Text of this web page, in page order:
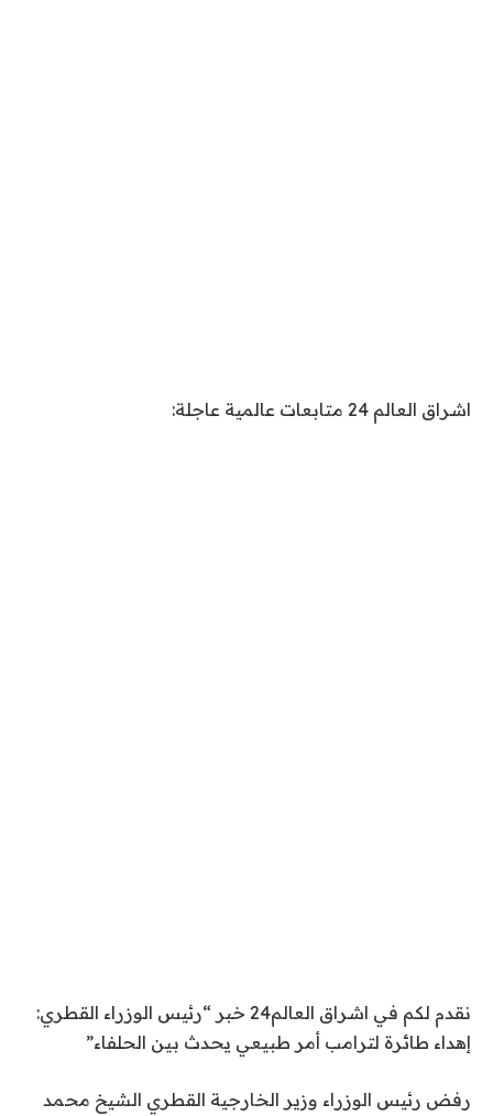
اشراق العالم 24 متابعات عالمية عاجلة:
نقدم لكم في اشراق العالم24 خبر “رئيس الوزراء القطري:
إهداء طائرة لترامب أمر طبيعي يحدث بين الحلفاء”
رفض رئيس الوزراء وزير الخارجية القطري الشيخ محمد